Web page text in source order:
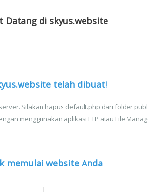
Datang di skyus.website
telah dibuat!
Silakan hapus default.php dari folder
menggunakan aplikasi FTP atau File
memulai website Anda